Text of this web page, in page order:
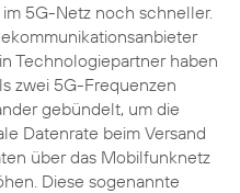
im 5G-Netz noch schneller.
Technologiepartner haben
zwei 5G-Frequenzen
gebündelt, um die
Datenrate beim Versand
über das Mobilfunknetz
Diese sogenannte